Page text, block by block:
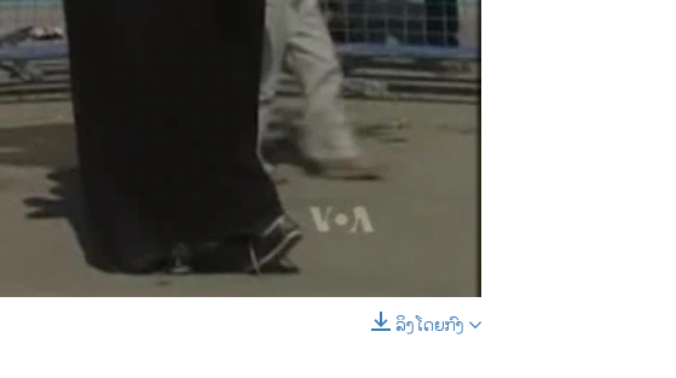
SHARE
ລິງໂດຍກົງ